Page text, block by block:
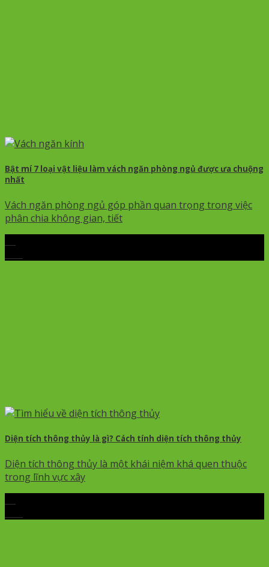
Bật mí 7 loại vật liệu làm vách ngăn phòng ngủ được ưa chuộng
nhất
Vách ngăn phòng ngủ góp phần quan trọng trong việc
phân chia không gian, tiết
Diện tích thông thủy là gì? Cách tính diện tích thông thủy
Diện tích thông thủy là một khái niệm khá quen thuộc
trong lĩnh vực xây